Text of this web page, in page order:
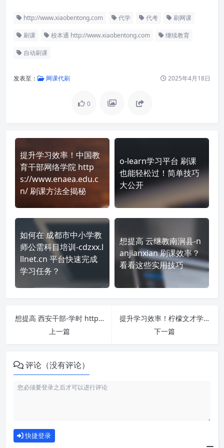
http://www.xiaobentong.com 代学 代考 刷网课
刷课 校本通 http://www.xiaobentong.com 继续教育
自动刷课
发表至： 网课代刷 2025年4月18日
0
提升学习效率！中国教
育干部网络学院 http
s://www.enaea.edu.c
n/ 刷课方法全揭秘
o-learn学习平台 刷课
也能轻松过！简单技巧
大公开
如何在 成都市中小学教
师公需科目培训-cdzxx.l
llnet.cn 平台快速完成
学习任务？
想提高 云继教南涧县-n
anjianxian 刷课效率？
看看这些实用技巧
想提高 西安干部-学时 https://xian.sqgj.gov.cn 刷课效率？看看这些实用技巧
上一篇
提升学习效率！柠檬文才学堂-晋城市精诚培训学校成教 https://site.wencaischool.net/jcpxxx/console/ 刷课方法全揭秘
下一篇
评论（没有评论）
快捷登录